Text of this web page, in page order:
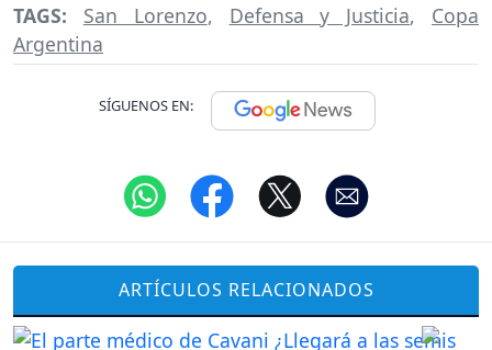
TAGS: San Lorenzo, Defensa y Justicia, Copa
Argentina
SÍGUENOS EN:
ARTÍCULOS RELACIONADOS